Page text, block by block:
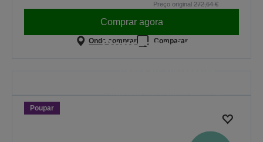
Preço original 272,64 €
Comprar agora
Onde comprar Comparar
Regresso às aulas
Poupar